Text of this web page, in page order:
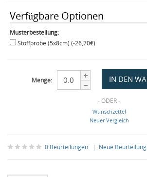
Verfügbare Optionen
Musterbestellung:
Stoffprobe (5x8cm) (-26,70€)
Menge:
- ODER -
Wunschzettel
Neuer Vergleich
0 Beurteilungen. | Neue Beurteilung